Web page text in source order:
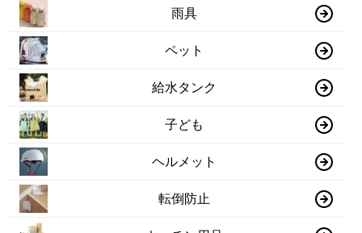
雨具
ペット
給水タンク
子ども
ヘルメット
転倒防止